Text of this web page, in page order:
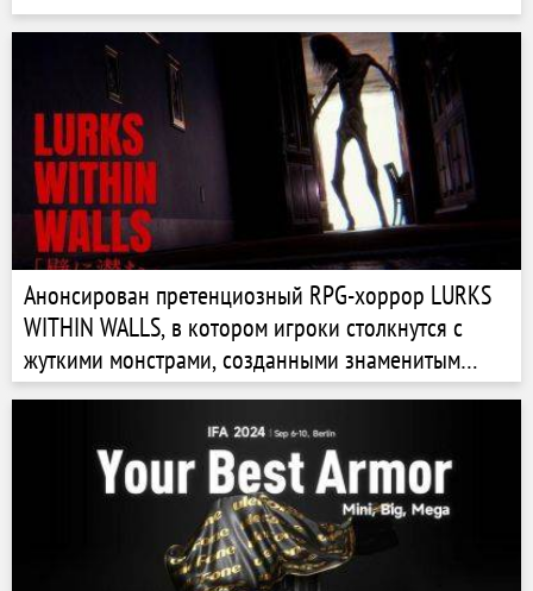
Анонсирован претенциозный RPG-хоррор LURKS
WITHIN WALLS, в котором игроки столкнутся с
жуткими монстрами, созданными знаменитым
художником Тревором Хендерсоном